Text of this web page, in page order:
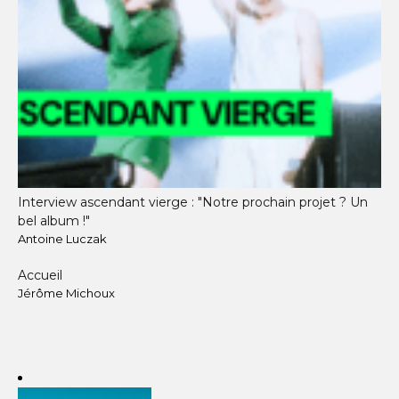
Interview ascendant vierge : "Notre prochain projet ? Un
bel album !"
Antoine Luczak
Accueil
Jérôme Michoux